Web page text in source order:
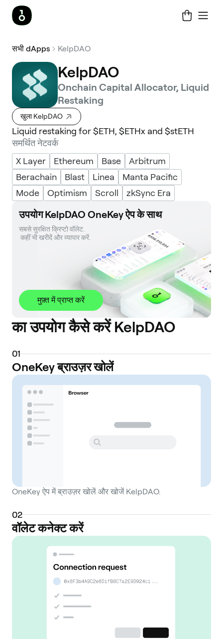
सभी dApps KelpDAO
KelpDAO
Onchain Capital Allocator, Liquid
Restaking
खुला KelpDAO
Liquid restaking for $ETH, $ETHx and $stETH
समर्थित नेटवर्क
X Layer
Ethereum Base
Arbitrum
Berachain
Blast Linea
Manta Pacific
Mode
Optimism Scroll zkSync Era
उपयोग KelpDAO OneKey ऐप के साथ
सबसे सुरक्षित क्रिप्टो वॉलेट.
कहीं भी खरीदें और व्यापार करें.
मुफ़्त में प्राप्त करें
का उपयोग कैसे करें KelpDAO
01
OneKey ब्राउज़र खोलें
OneKey ऐप में ब्राउज़र खोलें और खोजें KelpDAO.
02
वॉलेट कनेक्ट करें